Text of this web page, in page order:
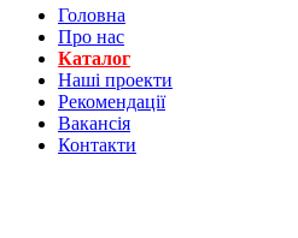
Головна
Про нас
Каталог
Нашi проекти
Рекомендації
Вакансiя
Контакти